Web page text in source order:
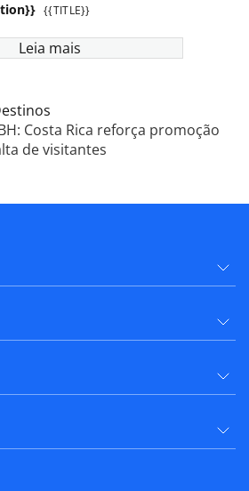
{{TITLE}}
Leia mais
Costa Rica reforça promoção
de visitantes